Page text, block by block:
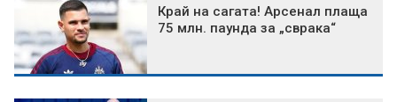
Край на сагата! Арсенал плаща
75 млн. паунда за „сврака“